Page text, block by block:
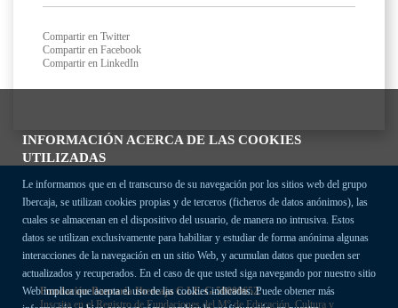
INFORMACIÓN ACERCA DE LAS COOKIES
UTILIZADAS
Le informamos que en el transcurso de su navegación por los sitios web del grupo
Ibercaja, se utilizan cookies propias y de terceros (ficheros de datos anónimos), las
cuales se almacenan en el dispositivo del usuario, de manera no intrusiva. Estos
datos se utilizan exclusivamente para habilitar y estudiar de forma anónima algunas
interacciones de la navegación en un sitio Web, y acumulan datos que pueden ser
actualizados y recuperados. En el caso de que usted siga navegando por nuestro sitio
Web implica que acepta el uso de las cookies indicadas. Puede obtener más
Compartir en Twitter
Compartir en Facebook
Compartir en LinkedIn
Fundación Bancaria Ibercaja C.I.F. G-50000652.
Inscrita en el Registro de Fundaciones del Mº de Educación, Cultura y